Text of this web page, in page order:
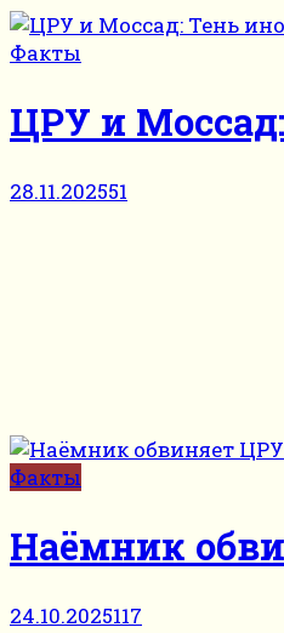
Факты
ЦРУ и
28.11.202551
Факты
Наёмник
24.10.2025117